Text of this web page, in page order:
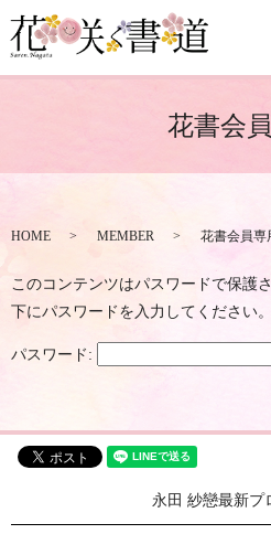
花書会
HOME MEMBER 花書会員専
このコンテンツはパスワードで保護
下にパスワードを入力してください。
パスワード:
永田 紗戀最新プ